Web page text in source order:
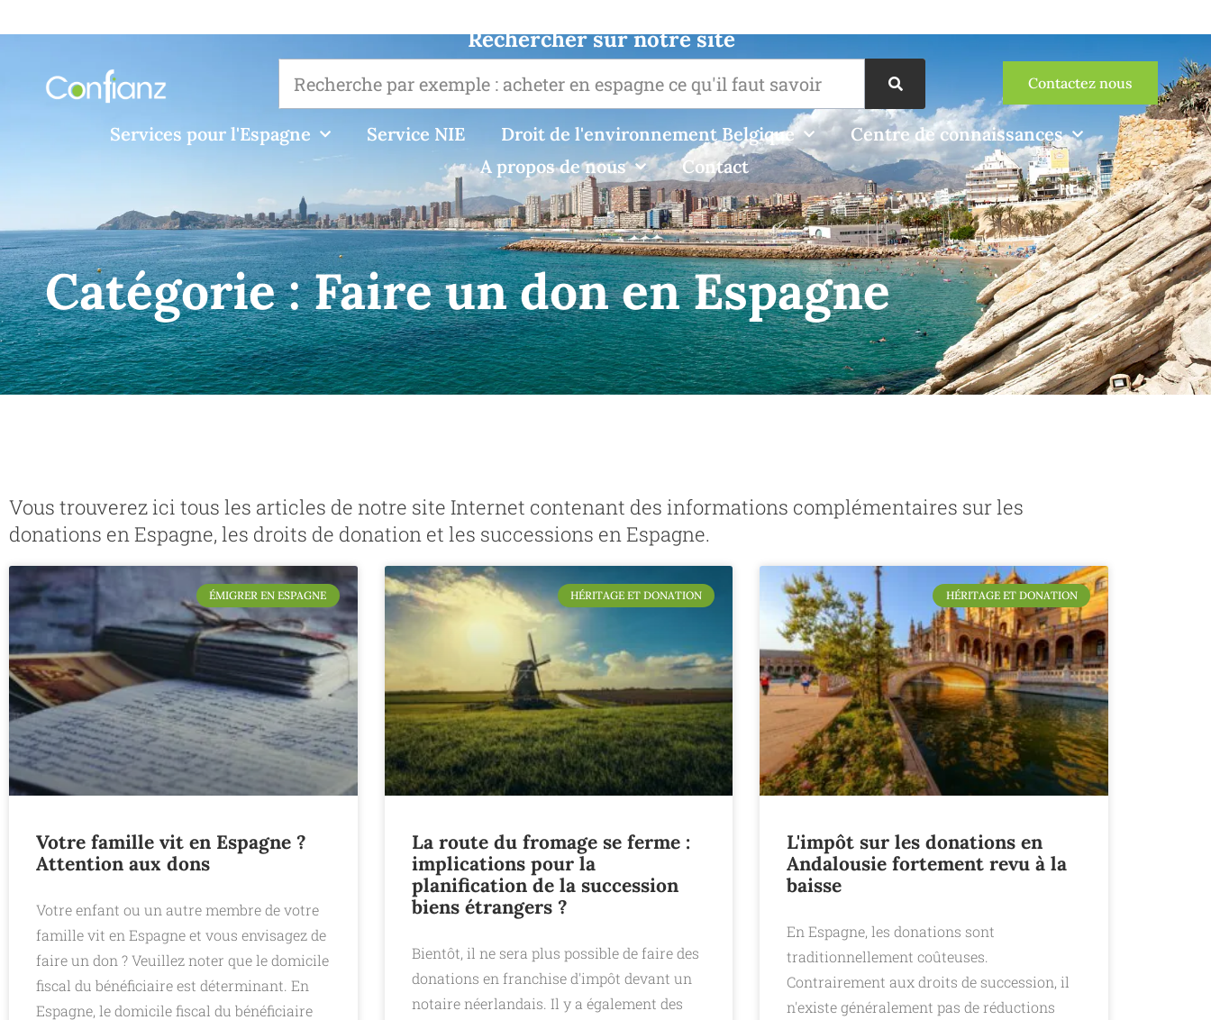
Rechercher sur notre site
Contactez nous
Services pour l'Espagne Service NIE Droit de l'environnement Belgique
Centre de connaissances
A propos de nous
Contact
Catégorie :Faire un don en Espagne
Vous trouverez ici tous les articles de notre site Internet contenant des informations complémentaires sur les
donations en Espagne, les droits de donation et les successions en Espagne.
ÉMIGRER EN ESPAGNE
Votre famille vit en Espagne ?
Attention aux dons
Votre enfant ou un autre membre de votre
famille vit en Espagne et vous envisagez de
faire un don ? Veuillez noter que le domicile
fiscal du bénéficiaire est déterminant. En
Espagne, le domicile fiscal du bénéficiaire
HÉRITAGE ET DONATION
La route du fromage se ferme :
implications pour la
planification de la succession
biens étrangers ?
Bientôt, il ne sera plus possible de faire des
donations en franchise d'impôt devant un
notaire néerlandais. Il y a également des
HÉRITAGE ET DONATION
L'impôt sur les donations en
Andalousie fortement revu à la
baisse
En Espagne, les donations sont
traditionnellement coûteuses.
Contrairement aux droits de succession, il
n'existe généralement pas de réductions